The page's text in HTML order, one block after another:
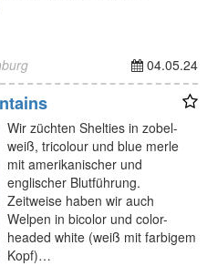
04.05.24
Wir züchten Shelties in zobel-
weiß, tricolour und blue merle
mit amerikanischer und
englischer Blutführung.
Zeitweise haben wir auch
Welpen in bicolor und color-
headed white (weiß mit farbigem
Kopf)…